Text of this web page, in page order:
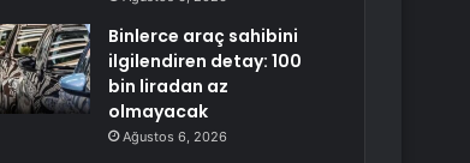
Binlerce araç sahibini
ilgilendiren detay: 100
bin liradan az
olmayacak
Ağustos 6, 2026